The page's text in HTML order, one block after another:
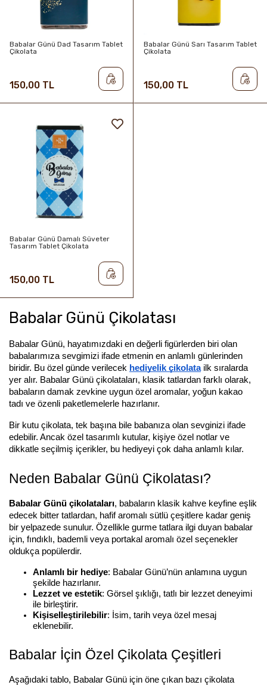
Babalar Günü Dad Tasarım Tablet
Çikolata
150,00 TL
Babalar Günü Sarı Tasarım Tablet
Çikolata
150,00 TL
Babalar Günü Damalı Süveter
Tasarım Tablet Çikolata
150,00 TL
Babalar Günü Çikolatası
Babalar Günü, hayatımızdaki en değerli figürlerden biri olan
babalarımıza sevgimizi ifade etmenin en anlamlı günlerinden
biridir. Bu özel günde verilecek hediyelik çikolata ilk sıralarda
yer alır. Babalar Günü çikolataları, klasik tatlardan farklı olarak,
babaların damak zevkine uygun özel aromalar, yoğun kakao
tadı ve özenli paketlemelerle hazırlanır.
Bir kutu çikolata, tek başına bile babanıza olan sevginizi ifade
edebilir. Ancak özel tasarımlı kutular, kişiye özel notlar ve
dikkatle seçilmiş içerikler, bu hediyeyi çok daha anlamlı kılar.
Neden Babalar Günü Çikolatası?
Babalar Günü çikolataları, babaların klasik kahve keyfine eşlik
edecek bitter tatlardan, hafif aromalı sütlü çeşitlere kadar geniş
bir yelpazede sunulur. Özellikle gurme tatlara ilgi duyan babalar
için, fındıklı, bademli veya portakal aromalı özel seçenekler
oldukça popülerdir.
Anlamlı bir hediye: Babalar Günü’nün anlamına uygun
şekilde hazırlanır.
Lezzet ve estetik: Görsel şıklığı, tatlı bir lezzet deneyimi
ile birleştirir.
Kişiselleştirilebilir: İsim, tarih veya özel mesaj
eklenebilir.
Babalar İçin Özel Çikolata Çeşitleri
Aşağıdaki tablo, Babalar Günü için öne çıkan bazı çikolata